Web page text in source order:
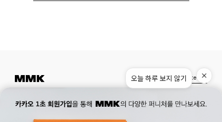
Museum. 02. 777. 5887 Office.02. 777. 5778
177, Duteopbawi-ro, Yongsan-gu, Seoul, Korea
Official : hello@mmk-seoul.com
Instagram Pinterest